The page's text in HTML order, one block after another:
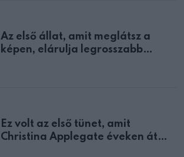
Az első állat, amit meglátsz a
képen, elárulja legrosszabb
Ez volt az első tünet, amit
Christina Applegate éveken át